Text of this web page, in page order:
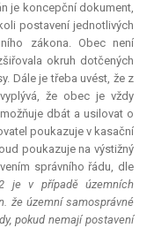
je koncepční dokument,
postavení jednotlivých
zákona. Obec není
okruh dotčených
Dále je třeba uvést, že z
že obec je vždy
dbát a usilovat o
poukazuje v kasační
poukazuje na výstižný
správního řádu, dle
je v případě územních
že územní samosprávné
pokud nemají postavení